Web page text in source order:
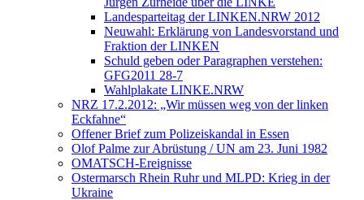
Landesparteitag der LINKEN.NRW 2012
Neuwahl: Erklärung von Landesvorstand und
Fraktion der LINKEN
Schuld geben oder Paragraphen verstehen:
GFG2011 28-7
Wahlplakate LINKE.NRW
NRZ 17.2.2012: „Wir müssen weg von der linken
Eckfahne“
Offener Brief zum Polizeiskandal in Essen
Olof Palme zur Abrüstung / UN am 23. Juni 1982
OMATSCH-Ereignisse
Ostermarsch Rhein Ruhr und MLPD: Krieg in der
Ukraine